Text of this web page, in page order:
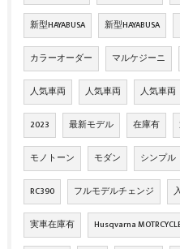
新型HAYABUSA 新型HAYABUSA
カラーオーダー マルケジーニ
人気車両 人気車両 人気車両
2023 最新モデル 在庫有
モノトーン モダン シンプル
RC390 フルモデルチェンジ
実車在庫有 Husqvarna